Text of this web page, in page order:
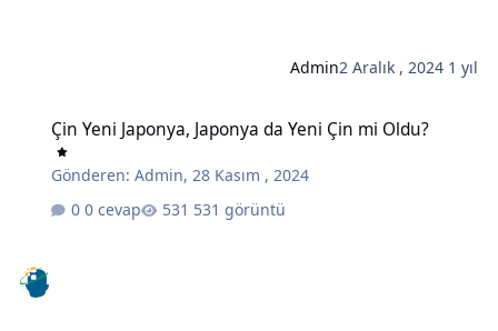
Admin2 Aralık , 2024 1 yıl
Çin Yeni Japonya, Japonya da Yeni Çin mi Oldu?
Gönderen:Admin,28 Kasım , 2024
0 cevap
531 görüntü